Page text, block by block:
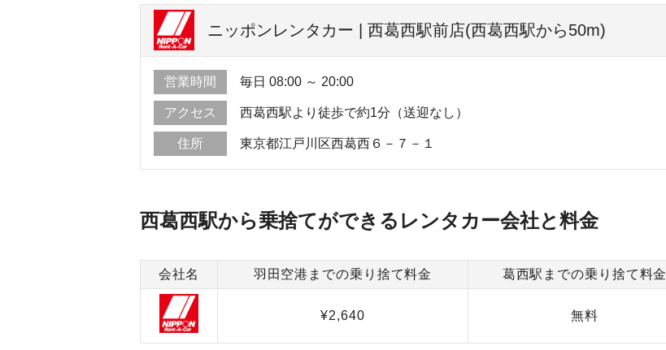
ニッポンレンタカー | 西葛西駅前店(西葛西駅から50m)
営業時間 毎日 08:00 ～ 20:00
アクセス 西葛西駅より徒歩で約1分（送迎なし）
住所 東京都江戸川区西葛西６－７－１
西葛西駅から乗捨てができるレンタカー会社と料金
会社名 羽田空港までの乗り捨て料金 葛西駅までの乗り捨て料金
¥2,640 無料